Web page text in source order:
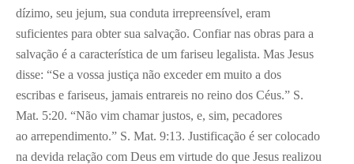
dízimo, seu jejum, sua conduta irrepreensível, eram
suficientes para obter sua salvação. Confiar nas obras para a
salvação é a característica de um fariseu legalista. Mas Jesus
disse: “Se a vossa justiça não exceder em muito a dos
escribas e fariseus, jamais entrareis no reino dos Céus.” S.
Mat. 5:20. “Não vim chamar justos, e, sim, pecadores
ao arrependimento.” S. Mat. 9:13. Justificação é ser colocado
na devida relação com Deus em virtude do que Jesus realizou